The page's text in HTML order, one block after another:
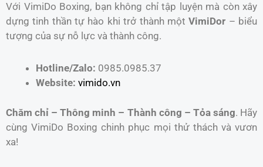
Với VimiDo Boxing, bạn không chỉ tập luyện mà còn xây
dựng tinh thần tự hào khi trở thành mộtVimiDor – biểu
tượng của sự nỗ lực và thành công.
Hotline/Zalo: 0985.0985.37
Website: vimido.vn
Chăm chỉ – Thông minh – Thành công – Tỏa sáng. Hãy
cùng VimiDo Boxing chinh phục mọi thử thách và vươn
xa!